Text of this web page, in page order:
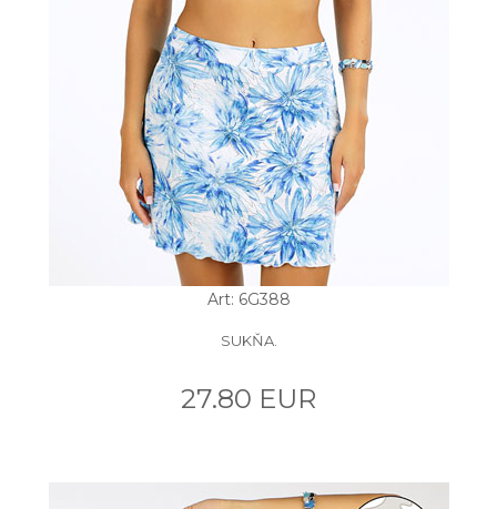
Art: 6G388
SUKŇA.
27.80 EUR